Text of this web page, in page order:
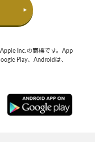
Inc.の商標です。App
Play、Androidは、